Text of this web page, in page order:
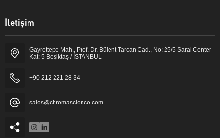
İletişim
Gayrettepe Mah., Prof. Dr. Bülent Tarcan Cad., No: 25/5 Saral Center
Kat: 5 Beşiktaş / İSTANBUL
+90 212 221 28 34
sales@chromascience.com
Cevap Yaz